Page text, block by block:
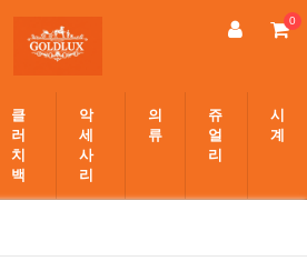
0
클
러
치
백
악
세
사
리
의
류
쥬
얼
리
시
계